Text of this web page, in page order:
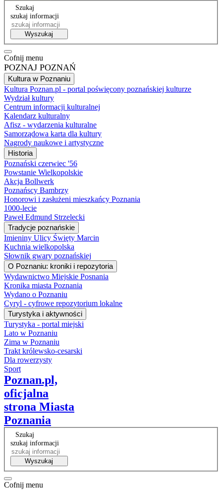
Szukaj
szukaj informacji
Wyszukaj
Cofnij menu
POZNAJ POZNAŃ
Kultura w Poznaniu
Kultura Poznan.pl - portal poświęcony poznańskiej kulturze
Wydział kultury
Centrum informacji kulturalnej
Kalendarz kulturalny
Afisz - wydarzenia kulturalne
Samorządowa karta dla kultury
Nagrody naukowe i artystyczne
Historia
Poznański czerwiec '56
Powstanie Wielkopolskie
Akcja Bollwerk
Poznańscy Bambrzy
Honorowi i zasłużeni mieszkańcy Poznania
1000-lecie
Paweł Edmund Strzelecki
Tradycje poznańskie
Imieniny Ulicy Święty Marcin
Kuchnia wielkopolska
Słownik gwary poznańskiej
O Poznaniu: kroniki i repozytoria
Wydawnictwo Miejskie Posnania
Kronika miasta Poznania
Wydano o Poznaniu
Cyryl - cyfrowe repozytorium lokalne
Turystyka i aktywności
Turystyka - portal miejski
Lato w Poznaniu
Zima w Poznaniu
Trakt królewsko-cesarski
Dla rowerzysty
Sport
Poznan.pl,
oficjalna
strona Miasta
Poznania
Szukaj
szukaj informacji
Wyszukaj
Cofnij menu